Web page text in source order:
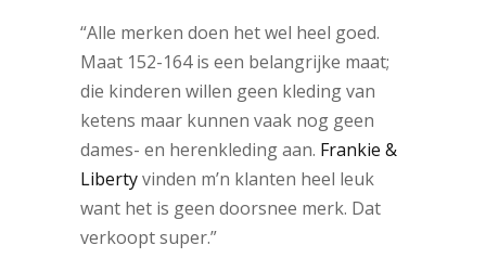
“Alle merken doen het wel heel goed.
Maat 152-164 is een belangrijke maat;
die kinderen willen geen kleding van
ketens maar kunnen vaak nog geen
dames- en herenkleding aan. Frankie &
Libertyvinden m’n klanten heel leuk
want het is geen doorsnee merk. Dat
verkoopt super.”